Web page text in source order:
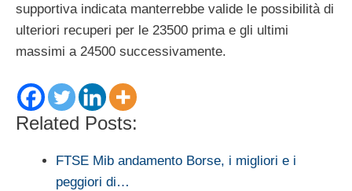
supportiva indicata manterrebbe valide le possibilità di
ulteriori recuperi per le 23500 prima e gli ultimi
massimi a 24500 successivamente.
Related Posts:
FTSE Mib andamento Borse, i migliori e i
peggiori di…